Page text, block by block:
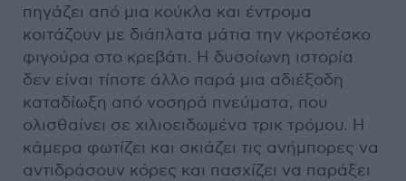
πηγάζει από μια κούκλα και έντρομα
κοιτάζουν με διάπλατα μάτια την γκροτέσκο
φιγούρα στο κρεβάτι. Η δυσοίωνη ιστορία
δεν είναι τίποτε άλλο παρά μια αδιέξοδη
καταδίωξη από νοσηρά πνεύματα, που
ολισθαίνει σε χιλιοειδωμένα τρικ τρόμου. Η
κάμερα φωτίζει και σκιάζει τις ανήμπορες να
αντιδράσουν κόρες και πασχίζει να παράξει